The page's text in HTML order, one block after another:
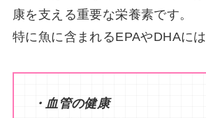
康を支える重要な栄養素です。
特に魚に含まれるEPAやDHAには
・血管の健康